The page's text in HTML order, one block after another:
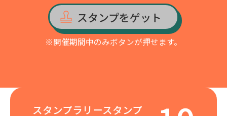
スタンプをゲット
※開催期間中のみボタンが押せます。
スタンプラリースタンプ